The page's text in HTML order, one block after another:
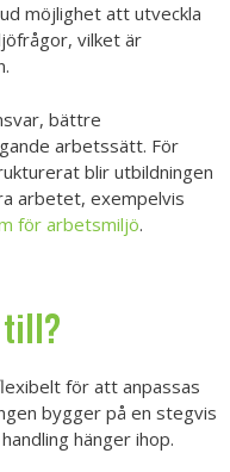
möjlighet att utveckla
vilket är
bättre
arbetssätt. För
blir utbildningen
arbetet, exempelvis
för arbetsmiljö.
för att anpassas
bygger på en stegvis
hänger ihop.